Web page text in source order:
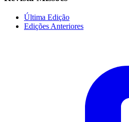
Última Edição
Edições Anteriores